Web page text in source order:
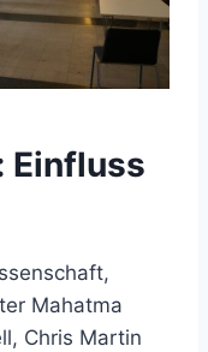
Einfluss
Mahatma
Chris Martin